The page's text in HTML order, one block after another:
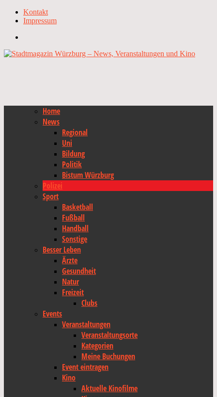
Kontakt
Impressum
Home
News
Regional
Uni
Bildung
Politik
Bistum Würzburg
Polizei
Sport
Basketball
Fußball
Handball
Sonstige
Besser Leben
Ärzte
Gesundheit
Natur
Freizeit
Clubs
Events
Veranstaltungen
Veranstaltungsorte
Kategorien
Meine Buchungen
Event eintragen
Kino
Aktuelle Kinofilme